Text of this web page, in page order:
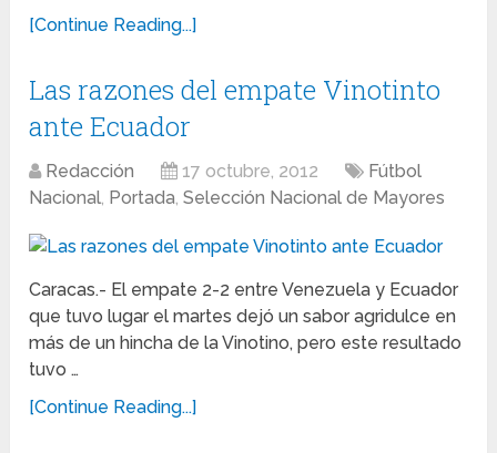
[Continue Reading...]
Las razones del empate Vinotinto
ante Ecuador
Redacción 17 octubre, 2012
Fútbol
Nacional, Portada,Selección Nacional de Mayores
Caracas.- El empate 2-2 entre Venezuela y Ecuador
que tuvo lugar el martes dejó un sabor agridulce en
más de un hincha de la Vinotino, pero este resultado
tuvo …
[Continue Reading...]